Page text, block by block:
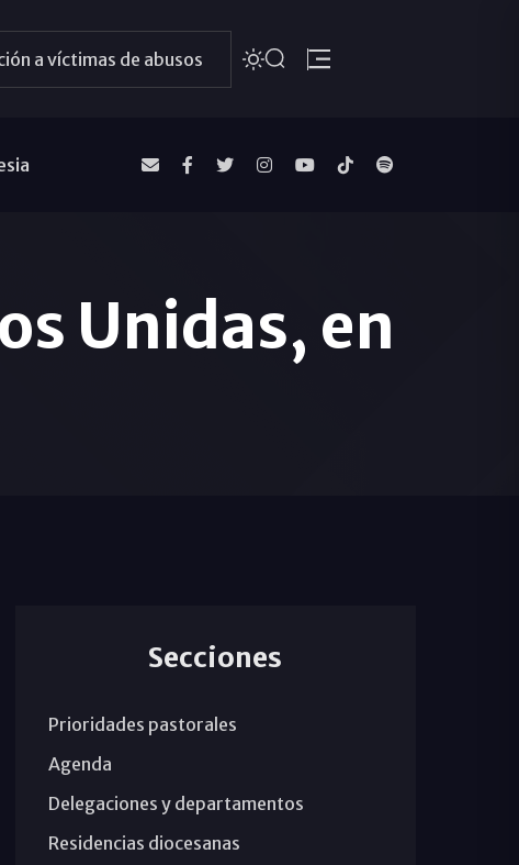
a víctimas de abusos
Unidas, en
Secciones
Prioridades pastorales
Agenda
Delegaciones y departamentos
Residencias diocesanas